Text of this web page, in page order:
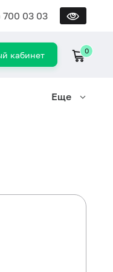
700 03 03
кабинет 0
Еще